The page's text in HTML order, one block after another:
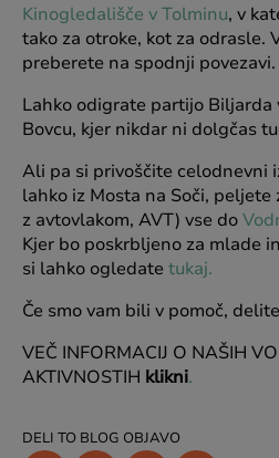
Kinogledališče v Tolminu, v
tako za otroke, kot za odrasle.
preberete na spodnji povezavi.
Lahko odigrate partijo Biljarda
Bovcu, kjer nikdar ni dolgčas
Ali pa si privoščite celodnevni
lahko iz Mosta na Soči,
z avtovlakom, AVT) vse do
Kjer bo poskrbljeno za mlade
si lahko ogledate tukaj.
Če smo vam bili v pomoč,
VEČ INFORMACIJ O NAŠIH
AKTIVNOSTIH klikni.
DELI TO BLOG OBJAVO